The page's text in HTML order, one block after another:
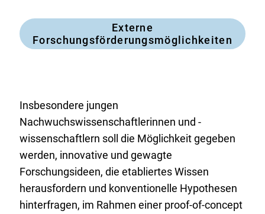
Externe
Forschungsförderungsmöglichkeiten
Insbesondere jungen
Nachwuchswissenschaftlerinnen und -
wissenschaftlern soll die Möglichkeit gegeben
werden, innovative und gewagte
Forschungsideen, die etabliertes Wissen
herausfordern und konventionelle Hypothesen
hinterfragen, im Rahmen einer proof-of-concept